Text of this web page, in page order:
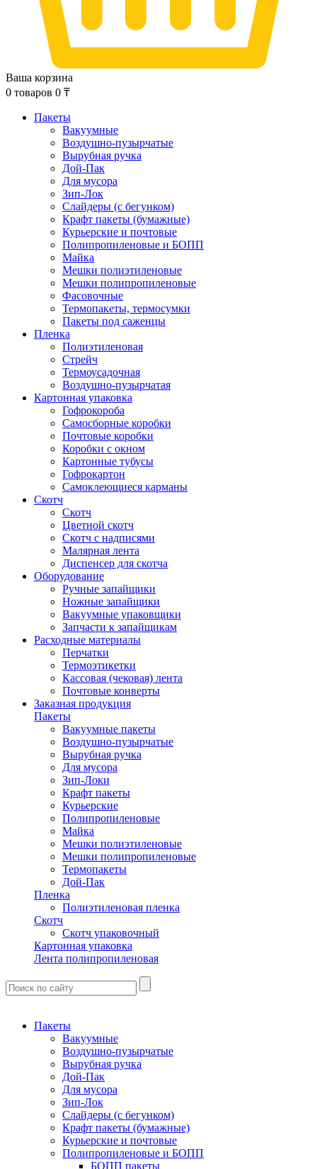
Ваша корзина
0 товаров 0 ₸
Пакеты
Вакуумные
Воздушно-пузырчатые
Вырубная ручка
Дой-Пак
Для мусора
Зип-Лок
Слайдеры (с бегунком)
Крафт пакеты (бумажные)
Курьерские и почтовые
Полипропиленовые и БОПП
Майка
Мешки полиэтиленовые
Мешки полипропиленовые
Фасовочные
Термопакеты, термосумки
Пакеты под саженцы
Пленка
Полиэтиленовая
Стрейч
Термоусадочная
Воздушно-пузырчатая
Картонная упаковка
Гофрокороба
Самосборные коробки
Почтовые коробки
Коробки с окном
Картонные тубусы
Гофрокартон
Самоклеющиеся карманы
Скотч
Скотч
Цветной скотч
Скотч с надписями
Малярная лента
Диспенсер для скотча
Оборудование
Ручные запайщики
Ножные запайщики
Вакуумные упаковщики
Запчасти к запайщикам
Расходные материалы
Перчатки
Термоэтикетки
Кассовая (чековая) лента
Почтовые конверты
Заказная продукция
Пакеты
Вакуумные пакеты
Воздушно-пузырчатые
Вырубная ручка
Для мусора
Зип-Локи
Крафт пакеты
Курьерские
Полипропиленовые
Майка
Мешки полиэтиленовые
Мешки полипропиленовые
Термопакеты
Дой-Пак
Пленка
Полиэтиленовая пленка
Скотч
Скотч упаковочный
Картонная упаковка
Лента полипропиленовая
Пакеты
Вакуумные
Воздушно-пузырчатые
Вырубная ручка
Дой-Пак
Для мусора
Зип-Лок
Слайдеры (с бегунком)
Крафт пакеты (бумажные)
Курьерские и почтовые
Полипропиленовые и БОПП
БОПП пакеты